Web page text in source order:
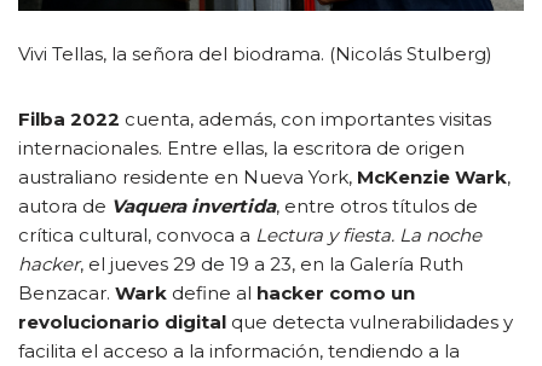
Vivi Tellas, la señora del biodrama. (Nicolás Stulberg)
Filba 2022 cuenta, además, con importantes visitas
internacionales. Entre ellas, la escritora de origen
australiano residente en Nueva York, McKenzie Wark,
autora de Vaquera invertida, entre otros títulos de
crítica cultural, convoca a Lectura y fiesta. La noche
hacker, el jueves 29 de 19 a 23, en la Galería Ruth
Benzacar. Wark define al hacker como un
revolucionario digital que detecta vulnerabilidades y
facilita el acceso a la información, tendiendo a la